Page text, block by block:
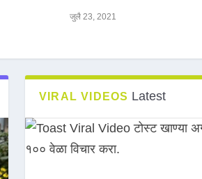
जुलै 23, 2021
VIRAL VIDEOS Latest